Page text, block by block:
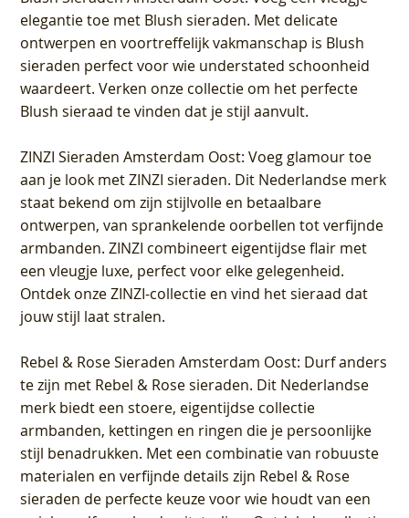
elegantie toe met Blush sieraden. Met delicate
ontwerpen en voortreffelijk vakmanschap is Blush
sieraden perfect voor wie understated schoonheid
waardeert. Verken onze collectie om het perfecte
Blush sieraad te vinden dat je stijl aanvult.
ZINZI Sieraden Amsterdam Oost: Voeg glamour toe
aan je look met ZINZI sieraden. Dit Nederlandse merk
staat bekend om zijn stijlvolle en betaalbare
ontwerpen, van sprankelende oorbellen tot verfijnde
armbanden. ZINZI combineert eigentijdse flair met
een vleugje luxe, perfect voor elke gelegenheid.
Ontdek onze ZINZI-collectie en vind het sieraad dat
jouw stijl laat stralen.
Rebel & Rose Sieraden Amsterdam Oost: Durf anders
te zijn met Rebel & Rose sieraden. Dit Nederlandse
merk biedt een stoere, eigentijdse collectie
armbanden, kettingen en ringen die je persoonlijke
stijl benadrukken. Met een combinatie van robuuste
materialen en verfijnde details zijn Rebel & Rose
sieraden de perfecte keuze voor wie houdt van een